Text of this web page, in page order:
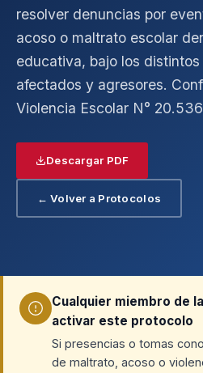
resolver denuncias por
acoso o maltrato escolar
educativa, bajo los
afectados y agresores.
Violencia Escolar N°
Descargar PDF
← Volver a Protocolos
Cualquier miembro de
activar este protocolo
Si presencias o tomas
de maltrato, acoso o